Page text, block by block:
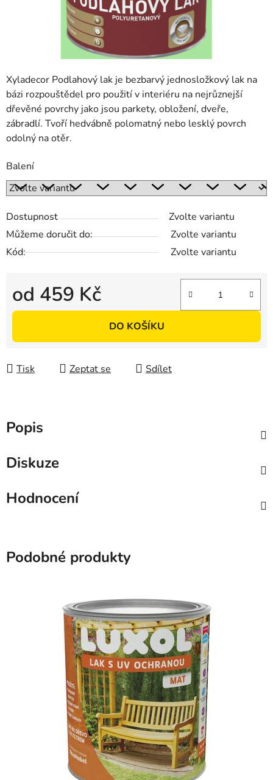
Xyladecor Podlahový lak je bezbarvý jednosložkový lak na
bázi rozpouštědel pro použití v interiéru na nejrůznejší
dřevěné povrchy jako jsou parkety, obložení, dveře,
zábradlí. Tvoří hedvábně polomatný nebo lesklý povrch
odolný na otěr.
Balení
Dostupnost
Zvolte variantu
Můžeme doručit do:
Zvolte variantu
Kód:
Zvolte variantu
od 459 Kč
Měrná cena:
DO KOŠÍKU
Tisk Zeptat se Sdílet
Popis
Diskuze
Hodnocení
Podobné produkty